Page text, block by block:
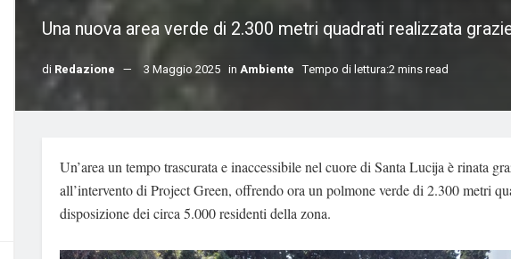
Una nuova area verde di 2.300 metri quadrati realizzata
di Redazione 3 Maggio 2025 in Ambiente Tempo di lettura:2 mins read
Un’area un tempo trascurata e inaccessibile nel cuore di Santa Lucija è rinata
all’intervento di Project Green, offrendo ora un polmone verde di 2.300 metri
disposizione dei circa 5.000 residenti della zona.